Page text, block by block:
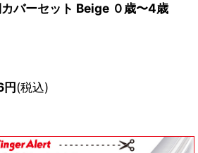
バーセット Beige ０歳〜4歳
円(税込)